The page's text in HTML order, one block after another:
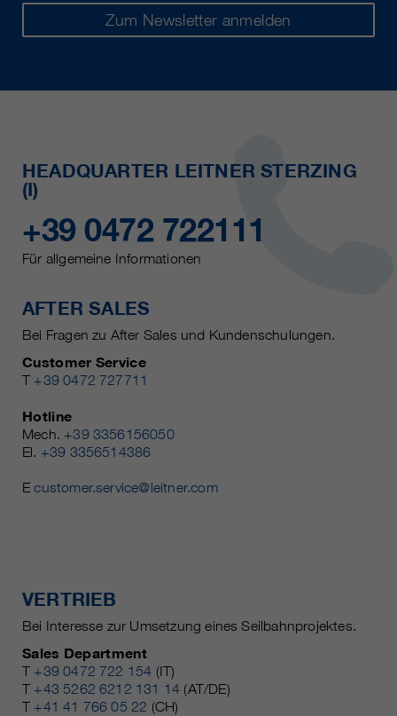
Zum Newsletter anmelden
HEADQUARTER LEITNER STERZING
(I)
+39 0472 722111
Für allgemeine Informationen
AFTER SALES
Bei Fragen zu After Sales und Kundenschulungen.
Customer Service
T +39 0472 727711
Hotline
Mech. +39 3356156050
El. +39 3356514386
Ecustomer.service@leitner.com
VERTRIEB
Bei Interesse zur Umsetzung eines Seilbahnprojektes.
Sales Department
T +39 0472 722 154 (IT)
T +43 5262 6212 131 14 (AT/DE)
T +41 41 766 05 22 (CH)